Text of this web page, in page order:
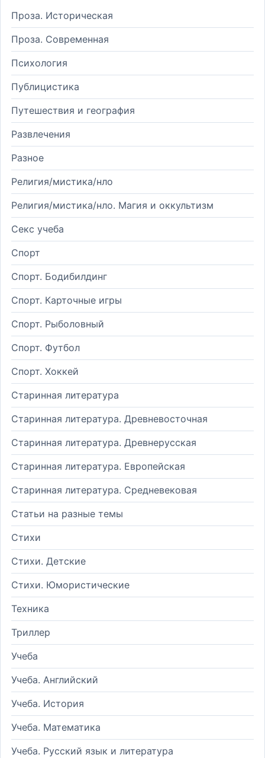
Проза. Историческая
Проза. Современная
Психология
Публицистика
Путешествия и география
Развлечения
Разное
Религия/мистика/нло
Религия/мистика/нло. Магия и оккультизм
Секс учеба
Спорт
Спорт. Бодибилдинг
Спорт. Карточные игры
Спорт. Рыболовный
Спорт. Футбол
Спорт. Хоккей
Старинная литература
Старинная литература. Древневосточная
Старинная литература. Древнерусская
Старинная литература. Европейская
Старинная литература. Средневековая
Статьи на разные темы
Стихи
Стихи. Детские
Стихи. Юмористические
Техника
Триллер
Учеба
Учеба. Английский
Учеба. История
Учеба. Математика
Учеба. Русский язык и литература